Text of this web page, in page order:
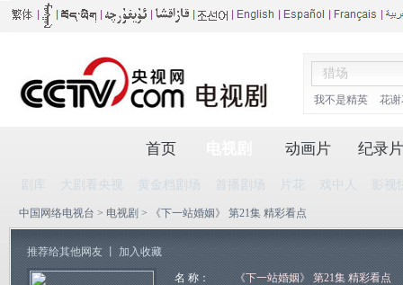
我不是精英 花
首页
剧库 大剧看央视 黄金档剧场 首播剧场 片花 戏中人 影视
动画片 纪录片
中国网络电视台 > 电视剧 > 《下一站婚姻》 第21集 精彩看点
推荐给其他网友 加入收藏
名 称：
《下一站婚姻》 第21集 精彩看点